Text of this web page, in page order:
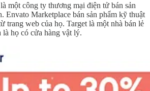
một công ty thương mại điện tử bán sản
Envato Marketplace bán sản phẩm kỹ thuật
trang web của họ. Target là một nhà bán lẻ
họ có cửa hàng vật lý.